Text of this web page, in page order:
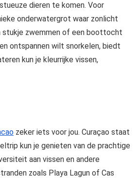
dieren te komen. Voor
onderwatergrot waar zonlicht
stukje zwemmen of een boottocht
ontspannen wilt snorkelen, biedt
kun je kleurrijke vissen,
zeker iets voor jou. Curaçao staat
kun je genieten van de prachtige
aan vissen en andere
zoals Playa Lagun of Cas